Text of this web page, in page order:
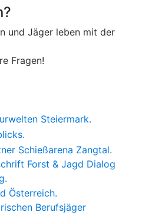
und Jäger leben mit der
Fragen!